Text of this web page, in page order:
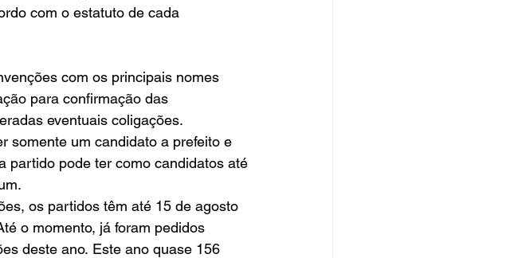
com o estatuto de cada
com os principais nomes
para confirmação das
eventuais coligações.
somente um candidato a prefeito e
partido pode ter como candidatos até
os partidos têm até 15 de agosto
o momento, já foram pedidos
deste ano. Este ano quase 156